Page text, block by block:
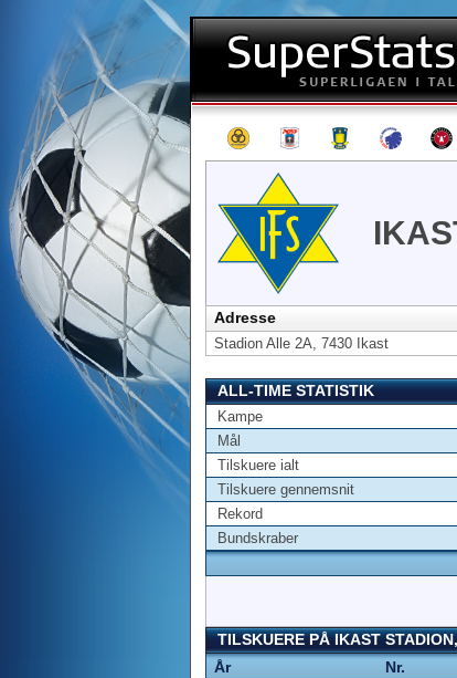
Adresse
Stadion Alle 2A, 7430 Ikast
ALL-TIME STATISTIK
Kampe
Mål
Tilskuere ialt
Tilskuere gennemsnit
Rekord
Bundskraber
TILSKUERE PÅ IKAST
År
Nr.